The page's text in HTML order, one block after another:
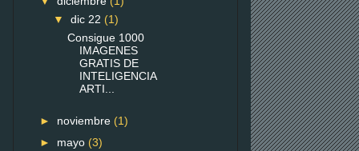
▼ dic 22 (1)
Consigue 1000
IMAGENES
GRATIS DE
INTELIGENCIA
ARTI...
► noviembre (1)
► mayo (3)